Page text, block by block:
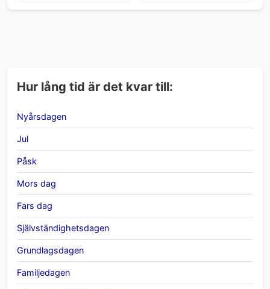
Hur lång tid är det kvar till:
Nyårsdagen
Jul
Påsk
Mors dag
Fars dag
Självständighetsdagen
Grundlagsdagen
Familjedagen